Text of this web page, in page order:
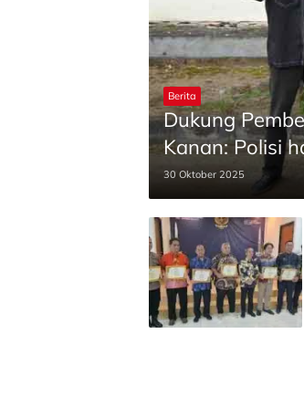
Berita
Dukung
Kanan: Polisi
30 Oktober 2025